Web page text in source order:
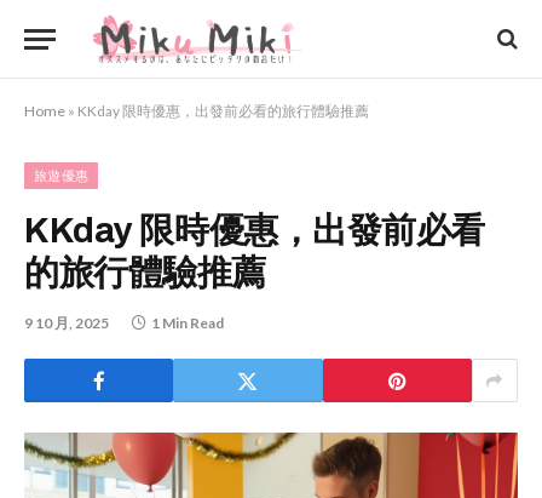
Home » KKday 限時優惠，出發前必看的旅行體驗推薦
旅遊優惠
KKday 限時優惠，出發前必看
的旅行體驗推薦
9 10 月, 2025 1 Min Read